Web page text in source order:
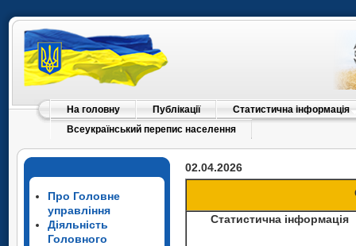
На головну Публікації
Статистична інформація
Всеукраїнський перепис населення
Про Головне
управління
Діяльність
Головного
02.04.2026
Статистична інформація